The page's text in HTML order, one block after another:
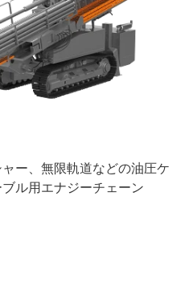
ー、無限軌道などの油圧ケ
ル用エナジーチェーン